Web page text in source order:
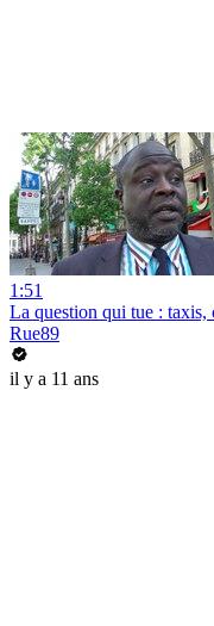
1:51
La question qui tue : taxis,
Rue89
il y a 11 ans